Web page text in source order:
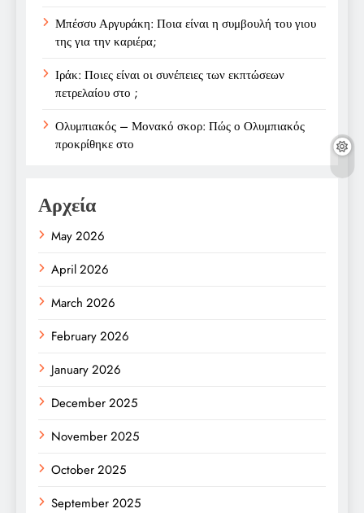
Μπέσσυ Αργυράκη: Ποια είναι η συμβουλή του γιου
της για την καριέρα;
Ιράκ: Ποιες είναι οι συνέπειες των εκπτώσεων
πετρελαίου στο ;
Ολυμπιακός – Μονακό σκορ: Πώς ο Ολυμπιακός
προκρίθηκε στο
Αρχεία
May 2026
April 2026
March 2026
February 2026
January 2026
December 2025
November 2025
October 2025
September 2025